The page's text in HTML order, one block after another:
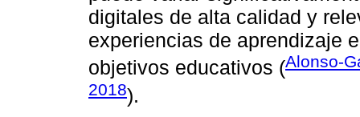
digitales de alta calidad y
experiencias de aprendizaje
objetivos educativos (Alonso-
2018).